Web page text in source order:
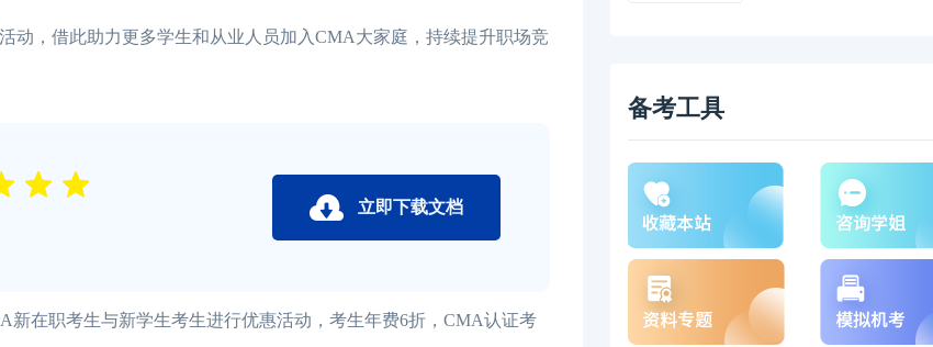
，借此助力更多学生和从业人员加入CMA大家庭，持续提升职场竞
立即下载文档
在职考生与新学生考生进行优惠活动，考生年费6折，CMA认证考
备考工具